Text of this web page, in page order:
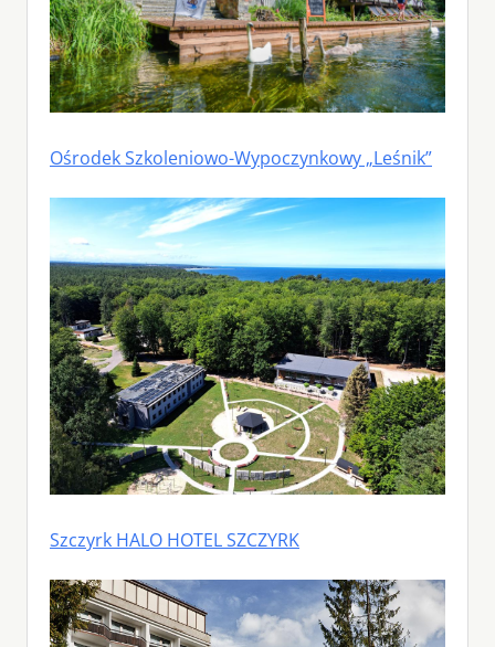
Ośrodek Szkoleniowo-Wypoczynkowy „Leśnik”
Szczyrk HALO HOTEL SZCZYRK